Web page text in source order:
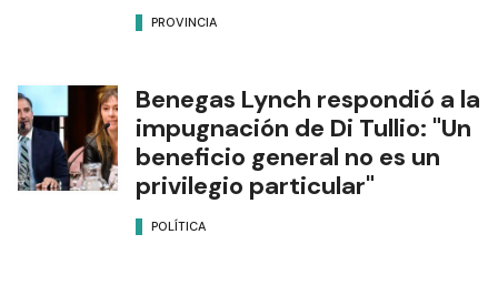
PROVINCIA
Benegas Lynch respondió a la
impugnación de Di Tullio: "Un
beneficio general no es un
privilegio particular"
POLÍTICA